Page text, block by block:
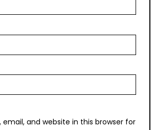
and website in this browser for